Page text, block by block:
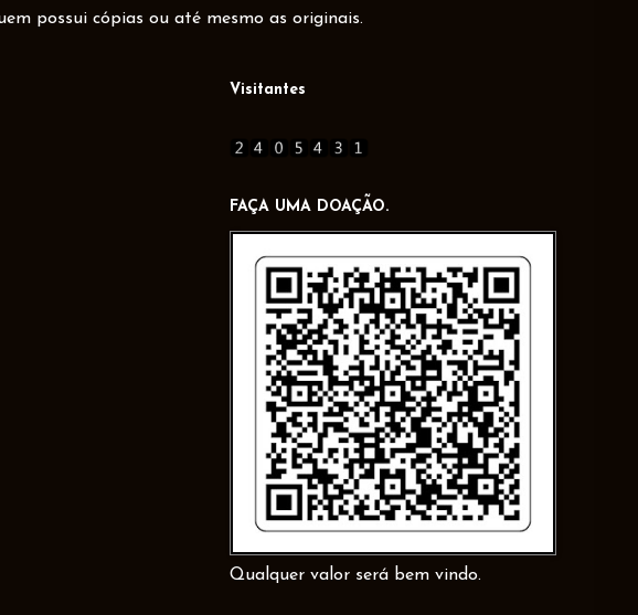
possui cópias ou até mesmo as originais.
Visitantes
FAÇA UMA DOAÇÃO.
Qualquer valor será bem vindo.